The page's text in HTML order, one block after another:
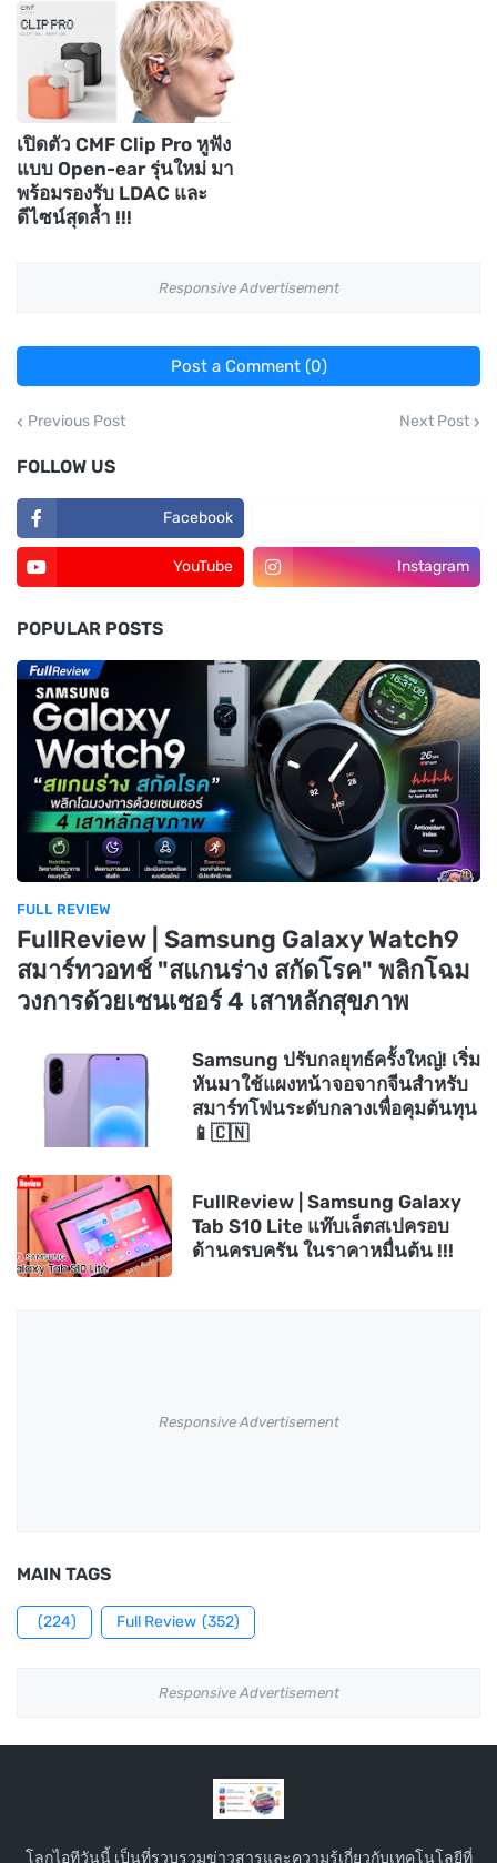
เปิดตัว CMF Clip Pro หูฟัง
แบบ Open-ear รุ่นใหม่ มา
พร้อมรองรับ LDAC และ
ดีไซน์สุดล้ำ !!!
Responsive Advertisement
Post a Comment (0)
Previous Post Next Post
FOLLOW US
Facebook
YouTube Instagram
POPULAR POSTS
FULL REVIEW
FullReview | Samsung Galaxy Watch9
สมาร์ทวอทช์ "สแกนร่าง สกัดโรค" พลิกโฉม
วงการด้วยเซนเซอร์ 4 เสาหลักสุขภาพ
Samsung ปรับกลยุทธ์ครั้งใหญ่! เริ่ม
หันมาใช้แผงหน้าจอจากจีนสำหรับ
สมาร์ทโฟนระดับกลางเพื่อคุมต้นทุน
📱🇨🇳
FullReview | Samsung Galaxy
Tab S10 Lite แท๊บเล็ตสเปครอบ
ด้านครบครัน ในราคาหมื่นต้น !!!
Responsive Advertisement
MAIN TAGS
(224) Full Review (352)
Responsive Advertisement
โลกไอทีวันนี้ เป็นที่รวบรวมข่าวสารและความรู้เกี่ยวกับเทคโนโลยีที่